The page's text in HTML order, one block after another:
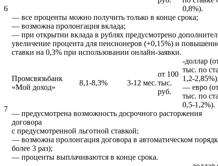
6
0,8%).
— все проценты можно получить только в конце срока;
— возможна пролонгация вклада;
— при открытии вклада в рублях предусмотрено
увеличение процента для пенсионеров (+0,15%) и
ставки на 0,3% при использовании онлайн-заявки.
7
Промсвязьбанк
«Мой доход»
8,1-8,3% 3-12 мес.
от 100
тыс.
руб.
-доллар
тыс. по
1,2-
— евро
тыс. по
0,5-1,2%).
— предусмотрена возможность досрочного расторжения
договора
с предусмотренной льготной ставкой;
— возможна пролонгация договора в автоматическом
более 3 раз);
— проценты выплачиваются в конце срока.